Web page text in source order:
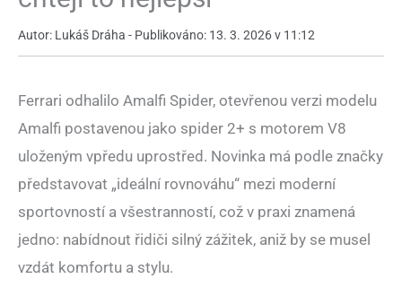
Autor: Lukáš Dráha - Publikováno: 13. 3. 2026 v 11:12
Ferrari odhalilo Amalfi Spider, otevřenou verzi modelu
Amalfi postavenou jako spider 2+ s motorem V8
uloženým vpředu uprostřed. Novinka má podle značky
představovat „ideální rovnováhu“ mezi moderní
sportovností a všestranností, což v praxi znamená
jedno: nabídnout řidiči silný zážitek, aniž by se musel
vzdát komfortu a stylu.